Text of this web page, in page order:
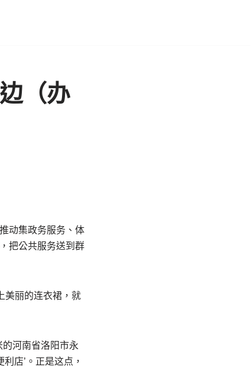
（办
动集政务服务、体
把公共服务送到群
美丽的连衣裙，就
河南省洛阳市永
店’。正是这点，